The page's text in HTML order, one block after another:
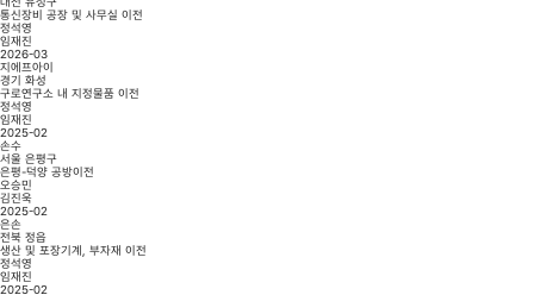
통신장비 공장 및 사무실 이전
정석영
임재진
2026-03
지에프아이
경기 화성
구로연구소 내 지정물품 이전
정석영
임재진
2025-02
손수
서울 은평구
은평-덕양 공방이전
오승민
김진욱
2025-02
은손
전북 정읍
생산 및 포장기계, 부자재 이전
정석영
임재진
2025-02